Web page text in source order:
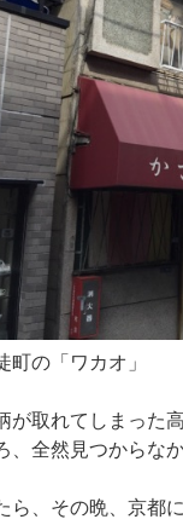
町の「ワカオ」
が取れてしまった
、全然見つからな
ら、その晩、京都